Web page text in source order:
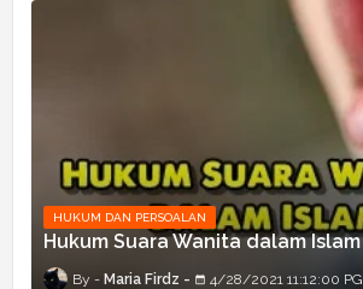
HUKUM DAN PERSOALAN
Hukum Suara Wanita dalam Islam
Maria Firdz 4/28/2021 11:12:00 PG